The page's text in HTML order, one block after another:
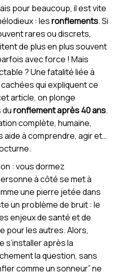
pour beaucoup, il est vite
: lesronflements. Si
rares ou discrets,
de plus en plus souvent
avec force ! Mais
? Une fatalité liée à
qui expliquent ce
article, on plonge
ronflement après 40 ans.
complète, humaine,
à comprendre, agir et…
: vous dormez
à côté se met à
une pierre jetée dans
un problème de bruit : le
enjeux de santé et de
pour les autres. Alors,
s’installer après la
la question, sans
comme un sonneur” ne